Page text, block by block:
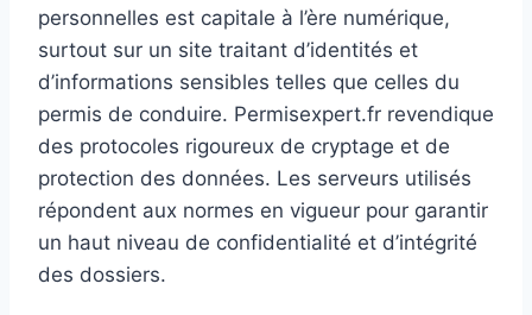
personnelles est capitale à l’ère numérique,
surtout sur un site traitant d’identités et
d’informations sensibles telles que celles du
permis de conduire. Permisexpert.fr revendique
des protocoles rigoureux de cryptage et de
protection des données. Les serveurs utilisés
répondent aux normes en vigueur pour garantir
un haut niveau de confidentialité et d’intégrité
des dossiers.